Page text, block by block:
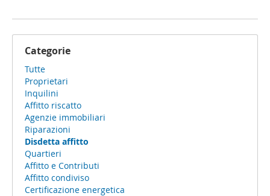
Categorie
Tutte
Proprietari
Inquilini
Affitto riscatto
Agenzie immobiliari
Riparazioni
Disdetta affitto
Quartieri
Affitto e Contributi
Affitto condiviso
Certificazione energetica